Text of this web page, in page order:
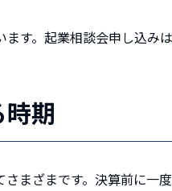
ます。起業相談会申し込みは
期
まざまです。決算前に一